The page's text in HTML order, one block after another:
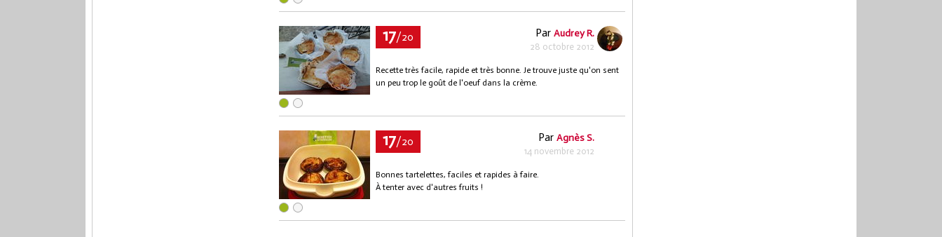
17/20 Par Audrey R.
28 octobre 2012
Recette très facile, rapide et très bonne. Je trouve juste qu'on sent
un peu trop le goût de l'oeuf dans la crème.
17/20 Par Agnès S.
14 novembre 2012
Bonnes tartelettes, faciles et rapides à faire.
À tenter avec d'autres fruits !